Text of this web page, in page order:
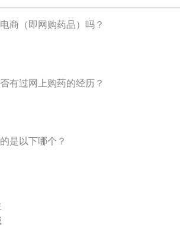
商（即网购药品）吗？
有过网上购药的经历？
是以下哪个？